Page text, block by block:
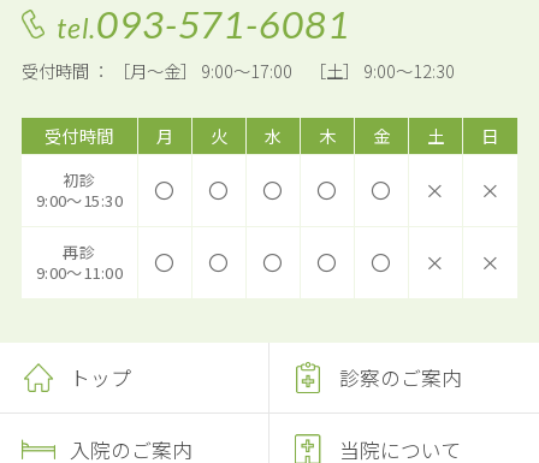
tel.093-571-6081
受付時間 ： ［月～金］ 9:00～17:00 ［土］ 9:00～12:30
受付時間 月 火 水 木 金 土 日
初診
9:00～15:30
〇 〇 〇 〇 〇 × ×
再診
9:00～11:00
〇 〇 〇 〇 〇 × ×
トップ 診察のご案内
入院のご案内 当院について